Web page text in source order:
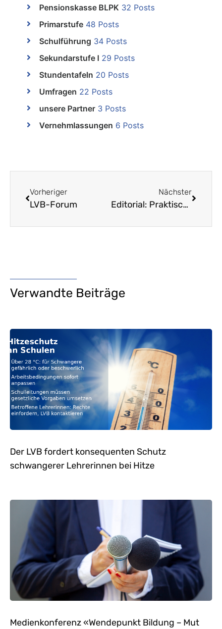
Pensionskasse BLPK 32 Posts
Primarstufe 48 Posts
Schulführung 34 Posts
Sekundarstufe I 29 Posts
Stundentafeln 20 Posts
Umfragen 22 Posts
unsere Partner 3 Posts
Vernehmlassungen 6 Posts
Vorheriger
LVB-Forum
Nächster
Editorial: Praktische Interdisziplinarität
Verwandte Beiträge
Der LVB fordert konsequenten Schutz
schwangerer Lehrerinnen bei Hitze
Medienkonferenz «Wendepunkt Bildung – Mut